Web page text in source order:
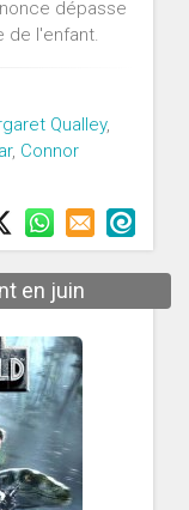
dépasse
de l'enfant.
Qualley,
, Connor
en juin